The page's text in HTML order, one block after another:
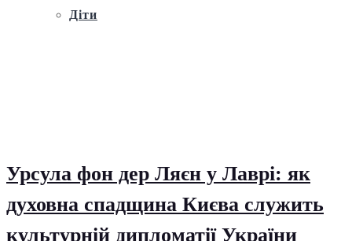
Діти
Урсула фон дер Ляєн у Лаврі: як
духовна спадщина Києва служить
культурній дипломатії України